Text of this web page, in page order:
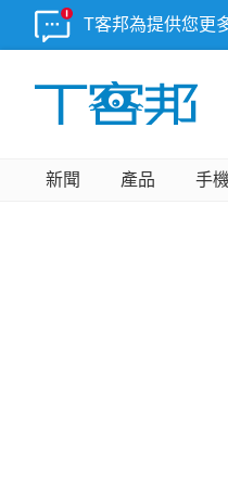
T客邦為提供您更
新聞 產品 手機